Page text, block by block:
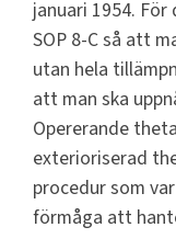
januari 1954.
SOP 8-C så att
utan hela
att man ska
Opererande
exterioriserad
procedur som
förmåga att